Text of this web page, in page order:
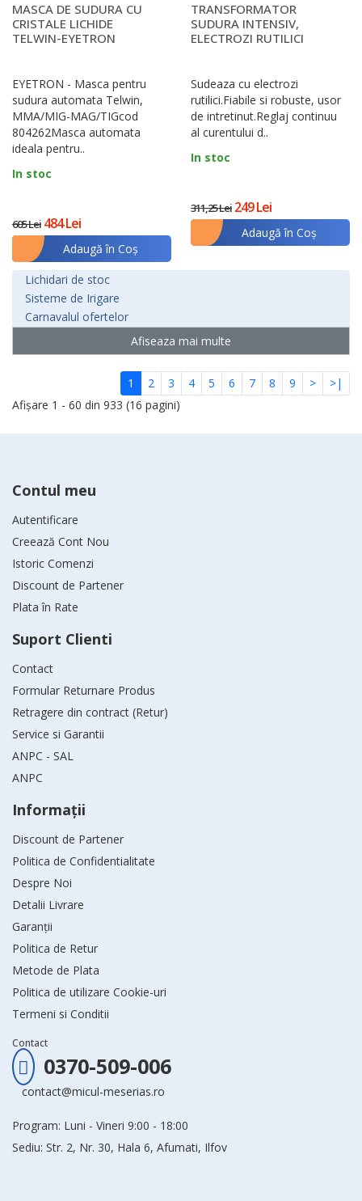
MASCA DE SUDURA CU
CRISTALE LICHIDE
TELWIN-EYETRON
EYETRON - Masca pentru
sudura automata Telwin,
MMA/MIG-MAG/TIGcod
804262Masca automata
ideala pentru..
In stoc
605 Lei 484 Lei
Adaugă în Coş
TRANSFORMATOR
SUDURA INTENSIV,
ELECTROZI RUTILICI
Sudeaza cu electrozi
rutilici.Fiabile si robuste, usor
de intretinut.Reglaj continuu
al curentului d..
In stoc
311,25 Lei 249 Lei
Adaugă în Coş
Lichidari de stoc
Sisteme de Irigare
Carnavalul ofertelor
Afiseaza mai multe
1 2 3 4 5 6 7 8 9 >
>|
Afişare 1 - 60 din 933 (16 pagini)
Contul meu
Autentificare
Creează Cont Nou
Istoric Comenzi
Discount de Partener
Plata în Rate
Suport Clienti
Contact
Formular Returnare Produs
Retragere din contract (Retur)
Service si Garantii
ANPC - SAL
ANPC
Informaţii
Discount de Partener
Politica de Confidentialitate
Despre Noi
Detalii Livrare
Garanții
Politica de Retur
Metode de Plata
Politica de utilizare Cookie-uri
Termeni si Conditii
Contact
0370-509-006
contact@micul-meserias.ro
Program: Luni - Vineri 9:00 - 18:00
Sediu: Str. 2, Nr. 30, Hala 6, Afumati, Ilfov